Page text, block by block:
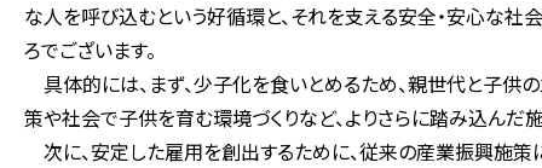
な人を呼び込むという好循環と、それを支える安全・安心な
ろでございます。
具体的には、まず、少子化を食いとめるため、親世代と子
策や社会で子供を育む環境づくりなど、よりさらに踏み込んだ
次に、安定した雇用を創出するために、従来の産業振興施